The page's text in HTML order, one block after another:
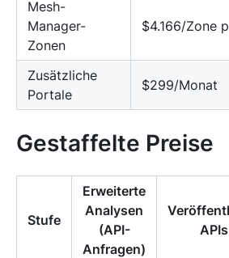
Mesh-
Manager-
Zonen
$4.166/Zone
Zusätzliche
Portale
$299/Monat
Gestaffelte Preise
Stufe
Erweiterte
Analysen
(API-
Anfragen)
APIs